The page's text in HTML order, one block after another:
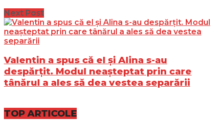
Next Post
Valentin a spus că el și Alina s-au
despărțit. Modul neașteptat prin care
tânărul a ales să dea vestea separării
TOP ARTICOLE